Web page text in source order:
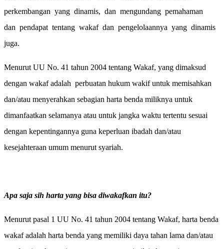
perkembangan yang dinamis, dan mengundang pemahaman
dan pendapat tentang wakaf dan pengelolaannya yang dinamis
juga.
Menurut UU No. 41 tahun 2004 tentang Wakaf, yang dimaksud
dengan wakaf adalah perbuatan hukum wakif untuk memisahkan
dan/atau menyerahkan sebagian harta benda miliknya untuk
dimanfaatkan selamanya atau untuk jangka waktu tertentu sesuai
dengan kepentingannya guna keperluan ibadah dan/atau
kesejahteraan umum menurut syariah.
Apa saja sih harta yang bisa diwakafkan itu?
Menurut pasal 1 UU No. 41 tahun 2004 tentang Wakaf, harta benda
wakaf adalah harta benda yang memiliki daya tahan lama dan/atau